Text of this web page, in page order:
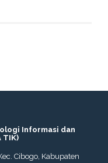
Informasi dan
TIK)
Cibogo, Kabupaten